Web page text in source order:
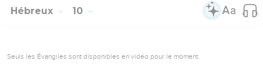
Hébreux 10
Seuls les Évangiles sont disponibles en vidéo pour le moment.